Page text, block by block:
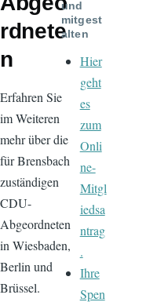
rdnete
n
Erfahren Sie
im Weiteren
mehr über die
für Brensbach
zuständigen
CDU-
Abgeordneten
in Wiesbaden,
Berlin und
Brüssel.
und
mitgest
alten
Hier
geht
es
zum
Onli
ne-
Mitgl
iedsa
ntrag
.
Ihre
Spen